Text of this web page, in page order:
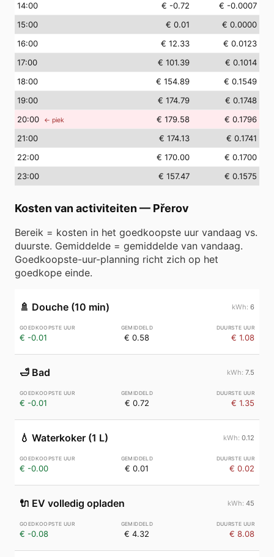
14:00 € -0.72
€ -0.0007
15:00 € 0.01
€ 0.0000
16:00 € 12.33
€ 0.0123
17:00 € 101.39
€ 0.1014
18:00 € 154.89
€ 0.1549
19:00 € 174.79
€ 0.1748
20:00 ← piek € 179.58
€ 0.1796
21:00 € 174.13
€ 0.1741
22:00 € 170.00
€ 0.1700
23:00 € 157.47 € 0.1575
Kosten van activiteiten — Přerov
Bereik = kosten in het goedkoopste uur vandaag vs.
duurste. Gemiddelde = gemiddelde van vandaag.
Goedkoopste-uur-planning richt zich op het
goedkope einde.
🚿 Douche (10 min) 6
€ -0.01 € 0.58 € 1.08
🛁 Bad 7.5
€ -0.01 € 0.72 € 1.35
💧 Waterkoker (1 L) 0.12
€ -0.00 € 0.01 € 0.02
🔌 EV volledig opladen 45
€ -0.08 € 4.32 € 8.08